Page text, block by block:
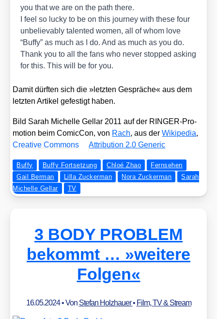
you that we are on the path the­re.
I feel so lucky to be on this jour­ney with the­se four
unbe­lie­v­a­b­ly talen­ted women, all of whom love
“Buffy” as much as I do. And as much as you do.
Thank you to all the fans who never stop­ped asking
for this. This will be for you.
Damit dürf­ten sich die »letz­ten Gesprä­che« aus dem
letz­ten Arti­kel gefes­tigt haben.
Bild Sarah Michel­le Gel­lar 2011 auf der RIN­GER-Pro­
mo­ti­on beim Comic­Con, von Rach, aus derWiki­pe­dia,
Crea­ti­ve Com­mons
Attri­bu­ti­on 2.0 Gene­ric
Buffy Buffy Fortsetzung Chloé Zhao
Fernsehen
Gail Berman
Lilla Zuckerman Nora Zuckerman
Sarah
Michelle Gellar
TV
3 BODY PROBLEM
bekommt … »weitere
Folgen«
16.05.2024• Von Stefan Holzhauer• Film, TV & Stream